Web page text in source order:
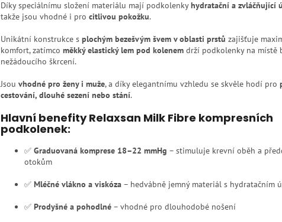
Díky speciálnímu složení materiálu mají podkolenkyhydratační a zvláčňující
takže jsou vhodné i pro citlivou pokožku.
Unikátní konstrukce s plochým bezešvým švem v oblasti prstů zajišťuje
komfort, zatímco měkký elastický lem pod kolenem drží podkolenky na místě
nežádoucího škrcení.
Jsou vhodné pro ženy i muže, a díky elegantnímu vzhledu se skvěle hodí pro
cestování, dlouhé sezení nebo stání.
Hlavní benefity Relaxsan Milk Fibre kompresních
podkolenek:
✅ Graduovaná komprese 18–22 mmHg – stimuluje krevní oběh a
otokům
✅ Mléčné vlákno a viskóza – hedvábně jemný materiál s hydratačním
✅ Prodyšné a pohodlné – vhodné pro dlouhodobé nošení